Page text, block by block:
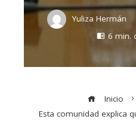
Yuliza Hermán
6 min.
Inicio
Esta comunidad explica